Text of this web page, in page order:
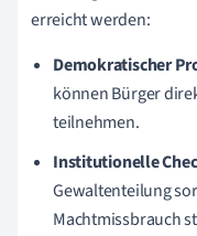
erreicht werden:
Demokratischer
können Bürger
teilnehmen.
Institutionelle
Gewaltenteilung
Machtmissbrauch